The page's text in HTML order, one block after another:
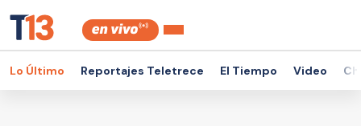
Lo Último Reportajes Teletrece El Tiempo Video